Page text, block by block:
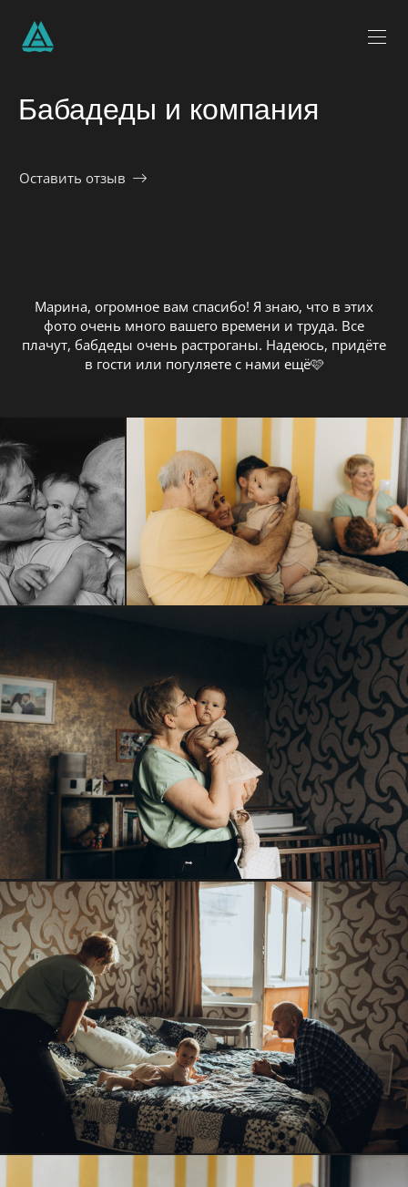
Бабадеды и компания
Оставить отзыв
Марина, огромное вам спасибо! Я знаю, что в этих
фото очень много вашего времени и труда. Все
плачут, бабдеды очень растроганы. Надеюсь, придёте
в гости или погуляете с нами ещё🩷